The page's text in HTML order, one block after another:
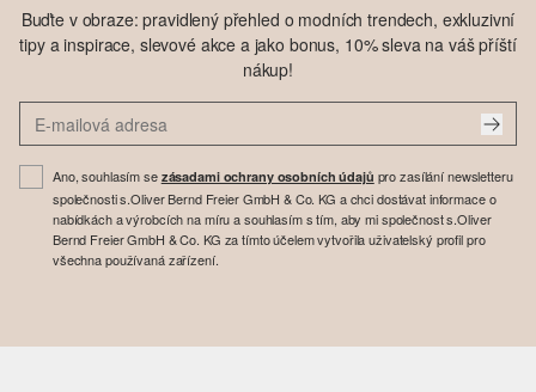
Buďte v obraze: pravidlený přehled o modních trendech, exkluzivní
tipy a inspirace, slevové akce a jako bonus, 10% sleva na váš příští
nákup!
Ano, souhlasím se zásadami ochrany osobních údajů pro zasílání newsletteru
společnosti s.Oliver Bernd Freier GmbH & Co. KG a chci dostávat informace o
nabídkách a výrobcích na míru a souhlasím s tím, aby mi společnost s.Oliver
Bernd Freier GmbH & Co. KG za tímto účelem vytvořila uživatelský profil pro
všechna používaná zařízení.